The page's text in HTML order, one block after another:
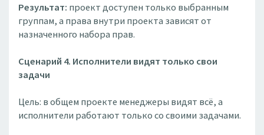
Результат: проект доступен только выбранным
группам, а права внутри проекта зависят от
назначенного набора прав.
Сценарий 4. Исполнители видят только свои
задачи
Цель: в общем проекте менеджеры видят всё, а
исполнители работают только со своими задачами.